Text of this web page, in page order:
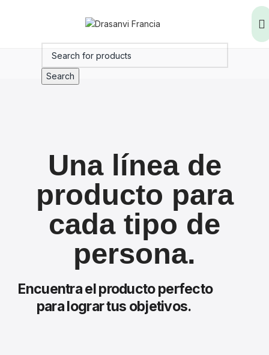
Search
Una línea de
producto para
cada tipo de
persona.
Encuentra el producto perfecto
para lograr tus objetivos.